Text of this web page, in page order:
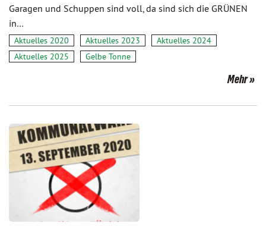
Garagen und Schuppen sind voll, da sind sich die GRÜNEN
in…
Aktuelles 2020 Aktuelles 2023
Aktuelles 2024
Aktuelles 2025
Gelbe Tonne
Mehr